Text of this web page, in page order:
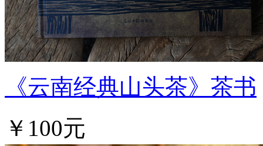
《云南经典山头茶》茶书
￥100元